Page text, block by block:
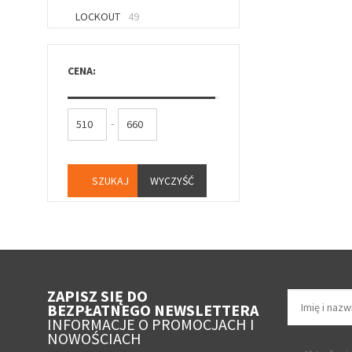
LOCKOUT
49
CENA:
-
WYCZYŚĆ
ZAPISZ SIĘ DO
BEZPŁATNEGO NEWSLETTERA
INFORMACJE O PROMOCJACH I
NOWOŚCIACH